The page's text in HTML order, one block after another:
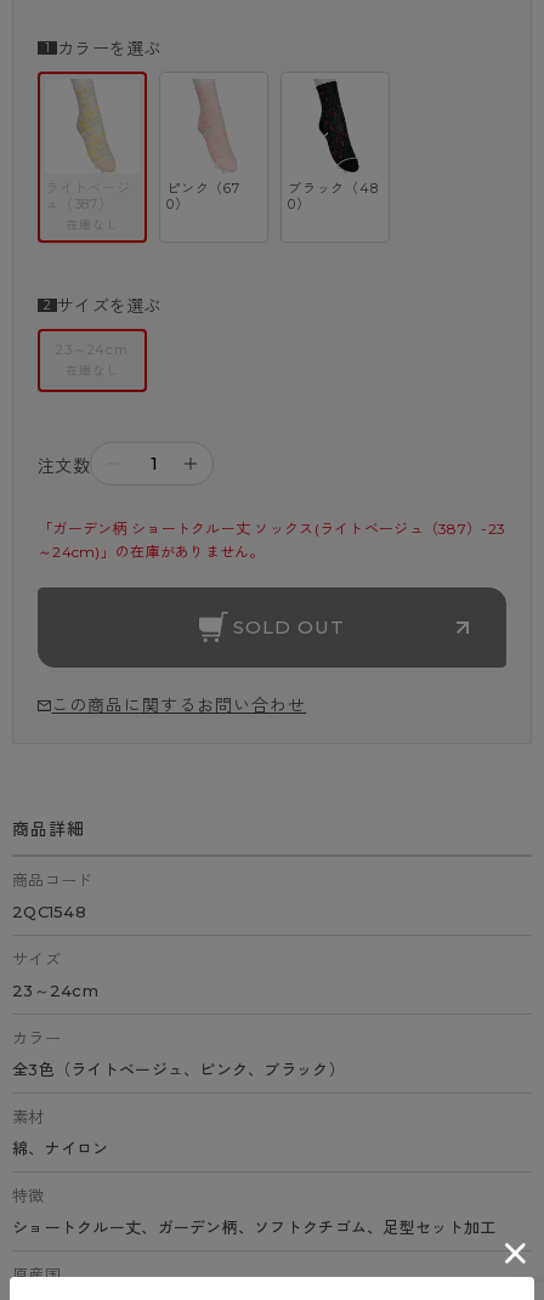
カラーを選ぶ
ュ（387）
在庫なし
ピンク（67
0）
ブラック（48
0）
サイズを選ぶ
23～24cm
在庫なし
注文数 ＋
「ガーデン柄 ショートクルー丈 ソックス(ライトベージュ（387）-23
～24cm)」の在庫がありません。
SOLD OUT
この商品に関するお問い合わせ
商品詳細
商品コード
2QC1548
サイズ
23～24cm
カラー
全3色（ライトベージュ、ピンク、ブラック）
素材
綿、ナイロン
特徴
ショートクルー丈、ガーデン柄、ソフトクチゴム、足型セット加工
原産国